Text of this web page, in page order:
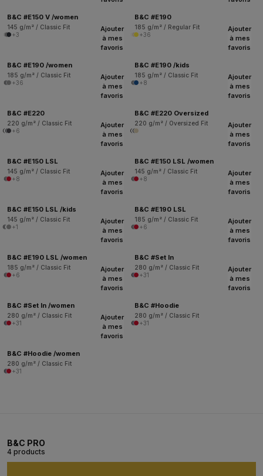
B&C #E150 V /women
145 g/m² / Classic Fit
+3
B&C #E190
185 g/m² / Regular Fit
+36
Ajouter
à mes
favoris
B&C #E190 /women
185 g/m² / Classic Fit
+36
Ajouter
à mes
favoris
B&C #E190 /kids
185 g/m² / Classic Fit
+8
Ajouter
à mes
favoris
B&C #E220
220 g/m² / Classic Fit
+6
Ajouter
à mes
favoris
B&C #E220 Oversized
220 g/m² / Oversized Fit
Ajouter
à mes
favoris
B&C #E150 LSL
145 g/m² / Classic Fit
+8
Ajouter
à mes
favoris
B&C #E150 LSL /women
145 g/m² / Classic Fit
+8
Ajouter
à mes
favoris
B&C #E150 LSL /kids
145 g/m² / Classic Fit
+1
Ajouter
à mes
favoris
B&C #E190 LSL
185 g/m² / Classic Fit
+6
Ajouter
à mes
favoris
B&C #E190 LSL /women
185 g/m² / Classic Fit
+6
Ajouter
à mes
favoris
B&C #Set In
280 g/m² / Classic Fit
+31
Ajouter
à mes
favoris
B&C #Set In /women
280 g/m² / Classic Fit
+31
Ajouter
à mes
favoris
B&C #Hoodie
280 g/m² / Classic Fit
+31
Ajouter
à mes
favoris
B&C #Hoodie /women
280 g/m² / Classic Fit
+31
B&C PRO
4 products